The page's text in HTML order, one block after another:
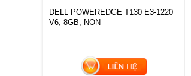
DELL POWEREDGE T130 E3-1220
V6, 8GB, NON